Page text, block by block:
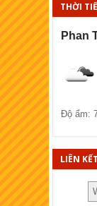
XSKT
XSKT
XSKT
XSKT
THỜI
Phan
Độ ẩm:
LIÊN